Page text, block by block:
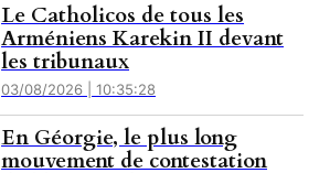
Le Catholicos de tous les
Arméniens Karekin II devant
les tribunaux
03/08/2026 | 10:35:28
En Géorgie, le plus long
mouvement de contestation